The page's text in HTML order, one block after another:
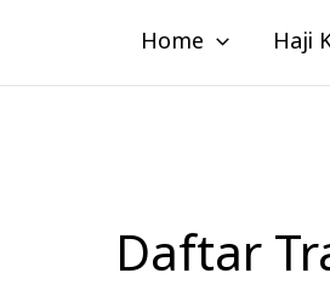
Home Haji
Daftar